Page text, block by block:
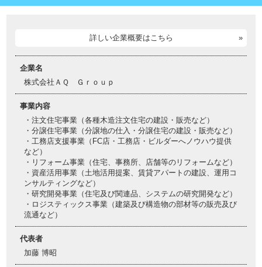
詳しい企業概要はこちら
企業名
株式会社ＡＱ Ｇｒｏｕｐ
事業内容
・注文住宅事業（各種木造注文住宅の建設・販売など）
・分譲住宅事業（分譲地の仕入・分譲住宅の建設・販売など）
・工務店支援事業（FC店・工務店・ビルダーへノウハウ提供
など）
・リフォーム事業（住宅、事務所、店舗等のリフォームなど）
・資産活用事業（土地活用提案、賃貸アパートの建設、運用コ
ンサルティングなど）
・研究開発事業（住宅及び関連品、システムの研究開発など）
・ロジスティックス事業（建築及び構造物の部材等の販売及び
流通など）
代表者
加藤 博昭